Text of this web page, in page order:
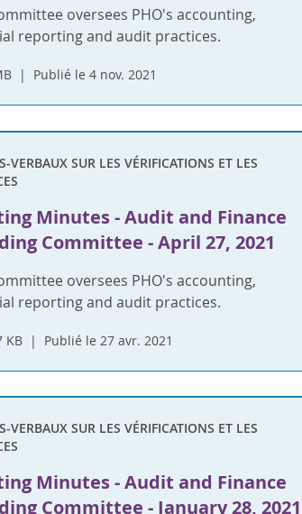
oversees PHO's accounting,
reporting and audit practices.
Publié le 4 nov. 2021
VERBAUX SUR LES VÉRIFICATIONS ET LES
Minutes - Audit and Finance
Committee - April 27, 2021
oversees PHO's accounting,
reporting and audit practices.
KB Publié le 27 avr. 2021
VERBAUX SUR LES VÉRIFICATIONS ET LES
Minutes - Audit and Finance
Committee - January 28, 2021